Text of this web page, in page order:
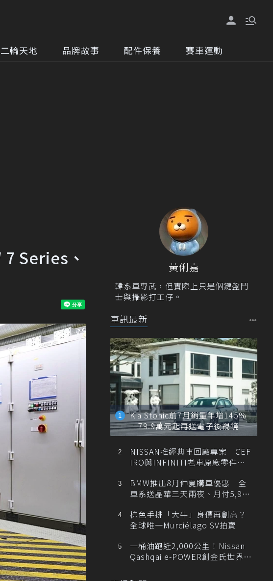
二輪天地 品牌故事 配件保養 賽車運動
Series、
黃俐嘉
韓系車專武，但實際上只是個鍵盤鬥
士與攝影打工仔。
車訊最新
Kia Stonic前7月銷量年增145%
79.9萬元起再送電子後視鏡
NISSAN推經典車回廠專案 CEF
IRO與INFINITI老車原廠零件最
BMW推出8月仲夏購車優惠 全
車系送晶華三天兩夜、月付5,900
棕色手排「大牛」身價再創高？
全球唯一Murciélago SV拍賣
一桶油跑近2,000公里！Nissan
Qashqai e-POWER創金氏世界紀